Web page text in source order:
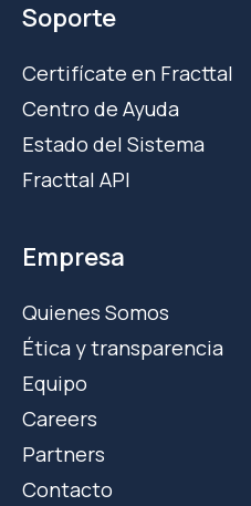
Soporte
Certifícate en Fracttal
Centro de Ayuda
Estado del Sistema
Fracttal API
Empresa
Quienes Somos
Ética y transparencia
Equipo
Careers
Partners
Contacto